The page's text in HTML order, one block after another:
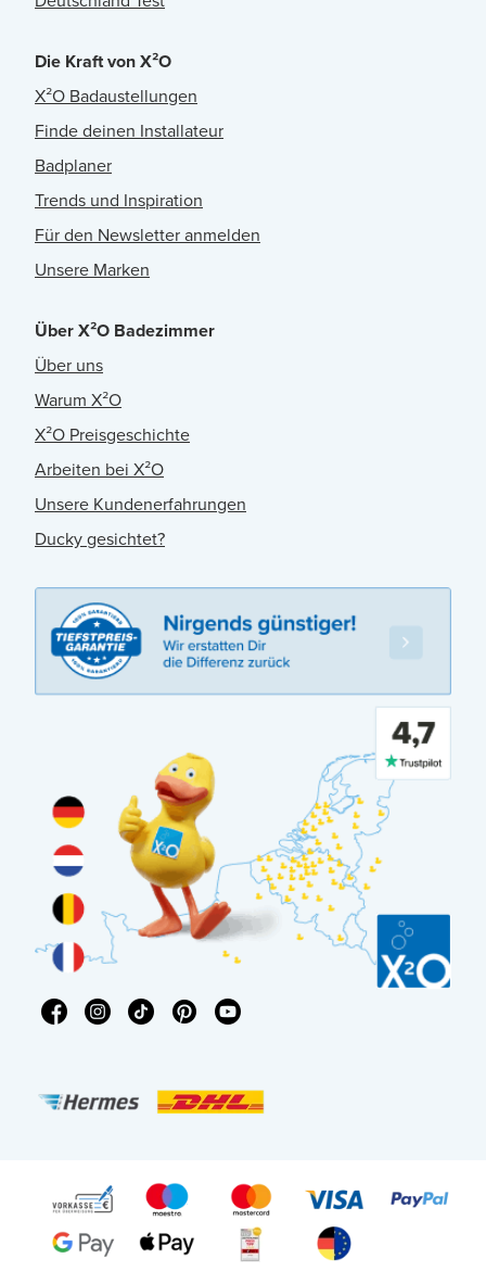
Die Kraft von X²O
X²O Badaustellungen
Finde deinen Installateur
Badplaner
Trends und Inspiration
Für den Newsletter anmelden
Unsere Marken
Über X²O Badezimmer
Über uns
Warum X²O
X²O Preisgeschichte
Arbeiten bei X²O
Unsere Kundenerfahrungen
Ducky gesichtet?